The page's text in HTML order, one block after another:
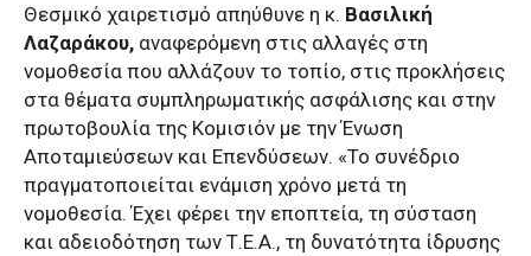
Θεσμικό χαιρετισμό απηύθυνε η κ. Βασιλική
Λαζαράκου, αναφερόμενη στις αλλαγές στη
νομοθεσία που αλλάζουν το τοπίο, στις προκλήσεις
στα θέματα συμπληρωματικής ασφάλισης και στην
πρωτοβουλία της Κομισιόν με την Ένωση
Αποταμιεύσεων και Επενδύσεων. «Το συνέδριο
πραγματοποιείται ενάμιση χρόνο μετά τη
νομοθεσία. Έχει φέρει την εποπτεία, τη σύσταση
και αδειοδότηση των Τ.Ε.Α., τη δυνατότητα ίδρυσης